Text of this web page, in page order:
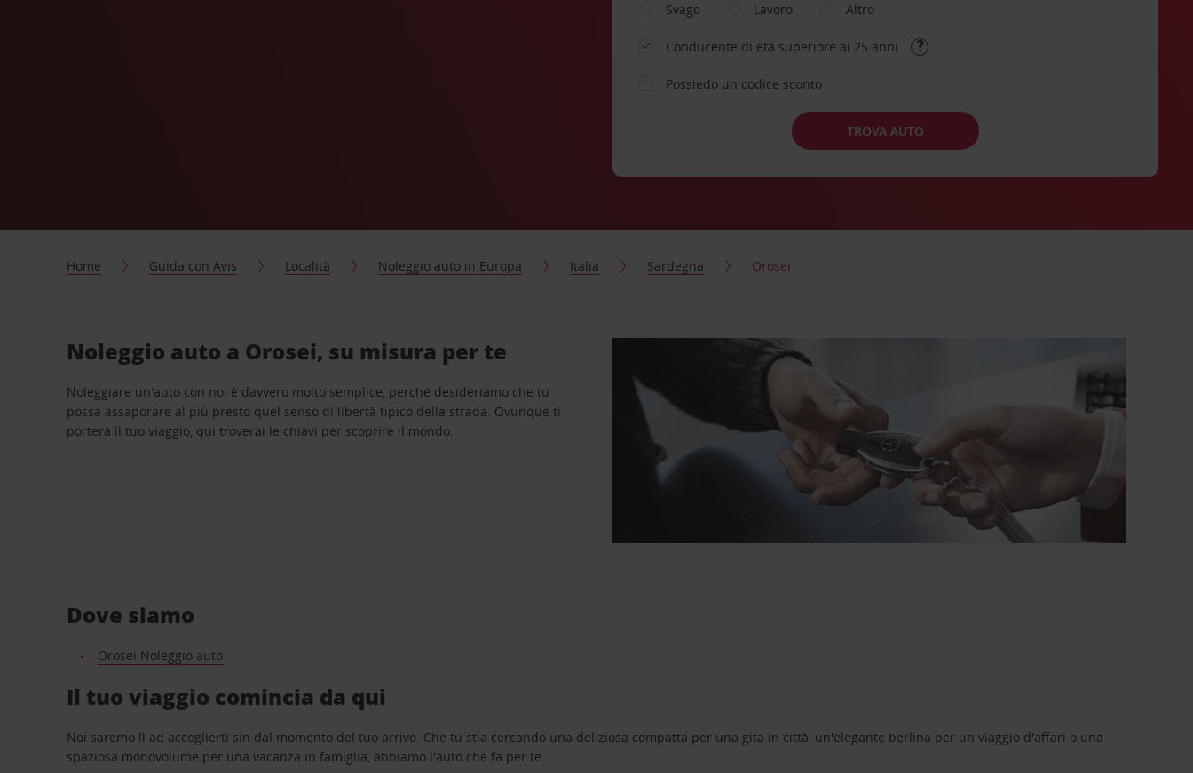
Svago
Lavoro Altro
Conducente di età superiore ai 25 anni
Possiedo un codice sconto
TROVA AUTO
Home Guida con Avis Località Noleggio auto in Europa Italia Sardegna Orosei
Noleggio auto a Orosei, su misura per te
Noleggiare un'auto con noi è davvero molto semplice, perché desideriamo che tu
possa assaporare al più presto quel senso di libertà tipico della strada. Ovunque ti
porterà il tuo viaggio, qui troverai le chiavi per scoprire il mondo.
Dove siamo
Orosei Noleggio auto
Il tuo viaggio comincia da qui
Noi saremo lì ad accoglierti sin dal momento del tuo arrivo. Che tu stia cercando una deliziosa compatta per una gita in città, un'elegante berlina per un viaggio d'affari o una
spaziosa monovolume per una vacanza in famiglia, abbiamo l'auto che fa per te.